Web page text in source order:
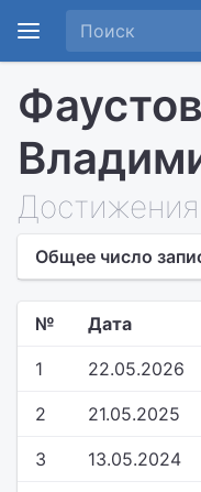
Достижения
Общее число
№ Дата
1 22.05.2026
2 21.05.2025
3 13.05.2024